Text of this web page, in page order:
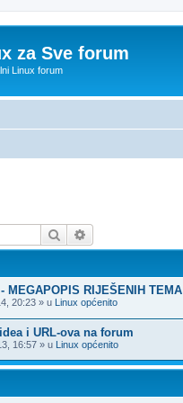
za Sve forum
Linux forum
Pretražnik
RIJEŠENIH TEMA
20:23 » u Linux općenito
i URL-ova na forum
16:57 » u Linux općenito